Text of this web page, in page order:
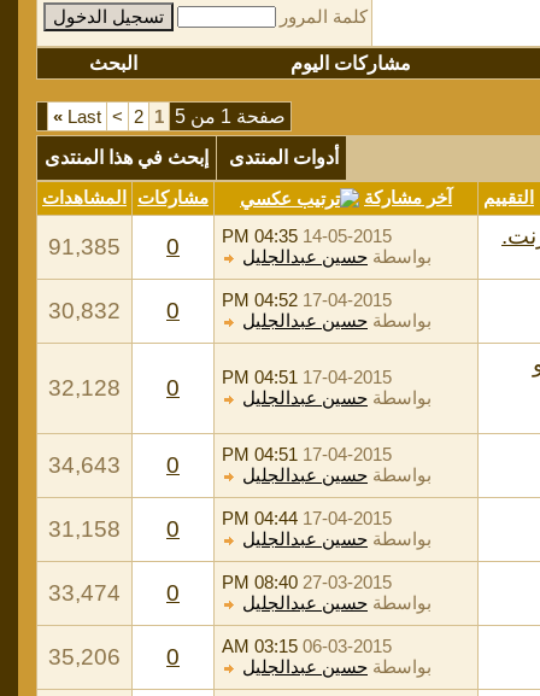
كلمة المرور
مشاركات اليوم البحث
صفحة 1 من 5 1
2
>
Last
»
أدوات المنتدى
إبحث في هذا المنتدى
التقييم
آخر مشاركة مشاركات المشاهدات
14-05-2015
04:35 PM
بواسطة حسين عبدالجليل 0
91,385
17-04-2015
04:52 PM
بواسطة حسين عبدالجليل 0
30,832
17-04-2015
04:51 PM
بواسطة حسين عبدالجليل 0
32,128
17-04-2015
04:51 PM
بواسطة حسين عبدالجليل 0
34,643
17-04-2015
04:44 PM
بواسطة حسين عبدالجليل 0
31,158
27-03-2015
08:40 PM
بواسطة حسين عبدالجليل 0
33,474
06-03-2015
03:15 AM
بواسطة حسين عبدالجليل 0
35,206